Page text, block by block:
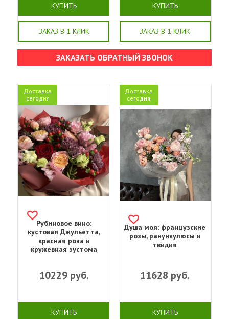
КУПИТЬ
ЗАКАЗ В 1 КЛИК
КУПИТЬ
ЗАКАЗ В 1 КЛИК
ЗАКАЗАТЬ ОБРАТНЫЙ ЗВОНОК
Доставка
сегодня
Рубиновое вино:
кустовая Джульетта,
красная роза и
кружевная эустома
10229руб.
КУПИТЬ
Доставка
сегодня
Душа моя: французские
розы, ранункулюсы и
твидия
11628 руб.
КУПИТЬ